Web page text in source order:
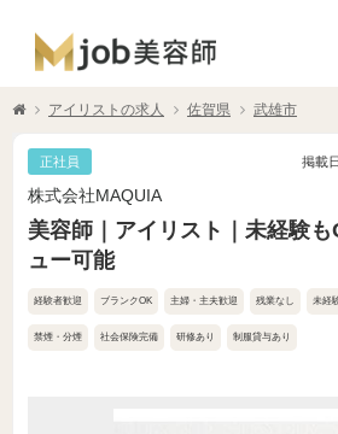
アイリストの求人 佐賀県 武雄市
正社員 掲載
株式会社MAQUIA
美容師｜アイリスト｜未経験
ュー可能
経験者歓迎 ブランクOK 主婦・主夫歓迎 残業なし 未経
禁煙・分煙 社会保険完備 研修あり 制服貸与あり